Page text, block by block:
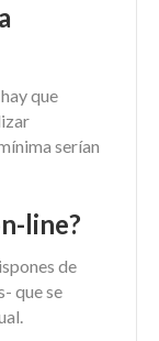
que
serían
line?
de
que se